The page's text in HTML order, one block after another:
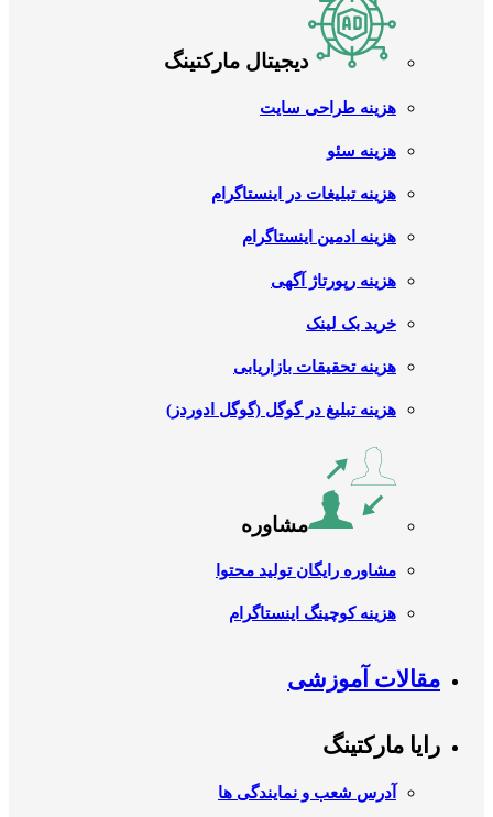
دیجیتال مارکتینگ
هزینه طراحی سایت
هزینه سئو
هزینه تبلیغات در اینستاگرام
هزینه ادمین اینستاگرام
هزینه رپورتاژ آگهی
خرید بک لینک
هزینه تحقیقات بازاریابی
هزینه تبلیغ در گوگل (گوگل ادوردز)
مشاوره
مشاوره رایگان تولید محتوا
هزینه کوچینگ اینستاگرام
مقالات آموزشی
رایا مارکتینگ
آدرس شعب و نمایندگی ها